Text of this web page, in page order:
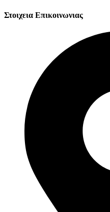
Στοιχεια Επικοινωνιας